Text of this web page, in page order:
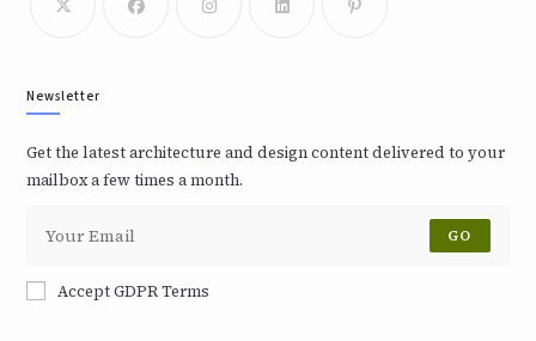
Newsletter
Get the latest architecture and design content delivered to your
mailbox a few times a month.
GO
Accept GDPR Terms